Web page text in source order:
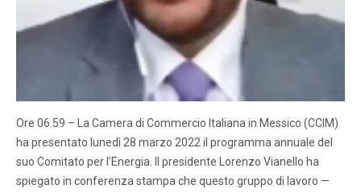
Ore 06.59 – La Camera di Commercio Italiana in Messico (CCIM)
ha presentato lunedì 28 marzo 2022 il programma annuale del
suo Comitato per l’Energia. Il presidente Lorenzo Vianello ha
spiegato in conferenza stampa che questo gruppo di lavoro —